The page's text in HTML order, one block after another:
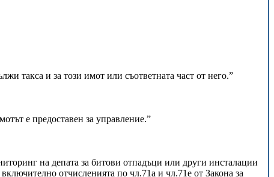
такса и за този имот или съответната част от него.”
е предоставен за управление.”
на депата за битови отпадъци или други инсталации
отчисленията по чл.71а и чл.71е от Закона за